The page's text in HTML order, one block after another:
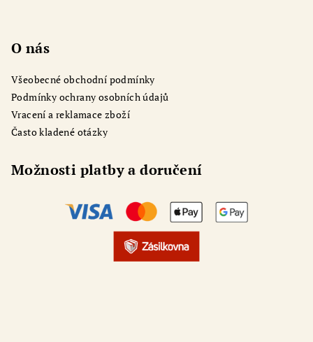
O nás
Všeobecné obchodní podmínky
Podmínky ochrany osobních údajů
Vracení a reklamace zboží
Často kladené otázky
Možnosti platby a doručení